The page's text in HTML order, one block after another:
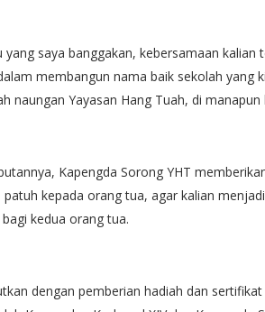
yang saya banggakan, kebersamaan
membangun nama baik sekolah yang
naungan Yayasan Hang Tuah, di
Kapengda Sorong YHT
kepada orang tua, agar kalian
kedua orang tua.
dengan pemberian hadiah dan